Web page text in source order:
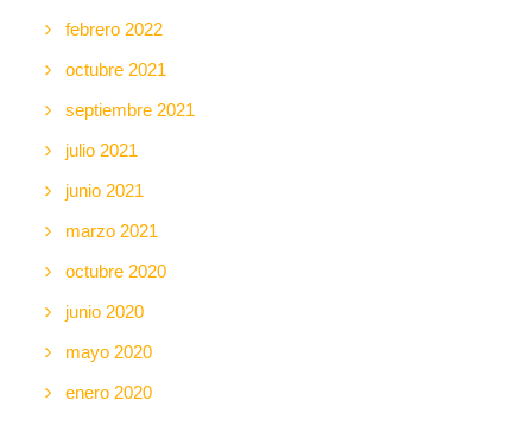
febrero 2022
octubre 2021
septiembre 2021
julio 2021
junio 2021
marzo 2021
octubre 2020
junio 2020
mayo 2020
enero 2020